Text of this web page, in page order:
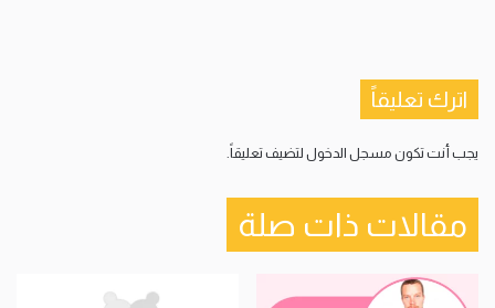
اترك تعليقاً
يجب أنت تكون مسجل الدخول لتضيف تعليقاً.
مقالات ذات صلة